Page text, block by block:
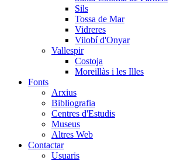
Sils
Tossa de Mar
Vidreres
Vilobí d'Onyar
Vallespir
Costoja
Moreillàs i les Illes
Fonts
Arxius
Bibliografia
Centres d'Estudis
Museus
Altres Web
Contactar
Usuaris